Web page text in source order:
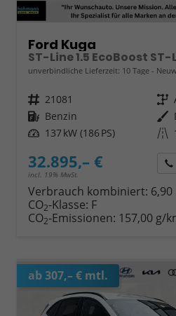
Ford Kuga
unverbindliche Lieferzeit: 10 Tage
Fahrzeugnr. 21081 Getriebe
Kraftstoff Benzin Außenfarbe
Leistung 137 kW (186 PS) Kilometerstand
32.895,– €
incl. 19% MwSt.
Verbrauch kombiniert:
CO2-Klasse: F
CO2-Emissionen: 157,00 g/
ab 307,– € mtl.